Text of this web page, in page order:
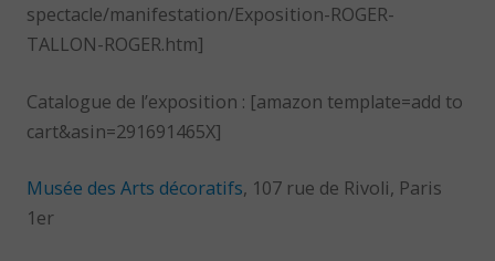
spectacle/manifestation/Exposition-ROGER-
TALLON-ROGER.htm]
Catalogue de l’exposition : [amazon template=add to
cart&asin=291691465X]
Musée des Arts décoratifs, 107 rue de Rivoli, Paris
1er